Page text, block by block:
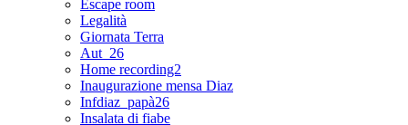
Escape room
Legalità
Giornata Terra
Aut_26
Home recording2
Inaugurazione mensa Diaz
Infdiaz_papà26
Insalata di fiabe